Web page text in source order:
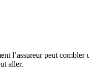
l’assureur peut
aller.